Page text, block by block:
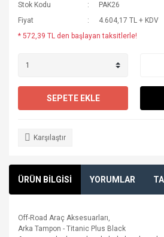
Stok Kodu
PAK26
Fiyat
4.604,17 TL + KDV
* 572,39 TL den başlayan taksitlerle!
SEPETE EKLE
Karşılaştır
ÜRÜN BİLGİSİ YORUMLAR
Off-Road Araç Aksesuarları,
Arka Tampon - Titanic Plus Black